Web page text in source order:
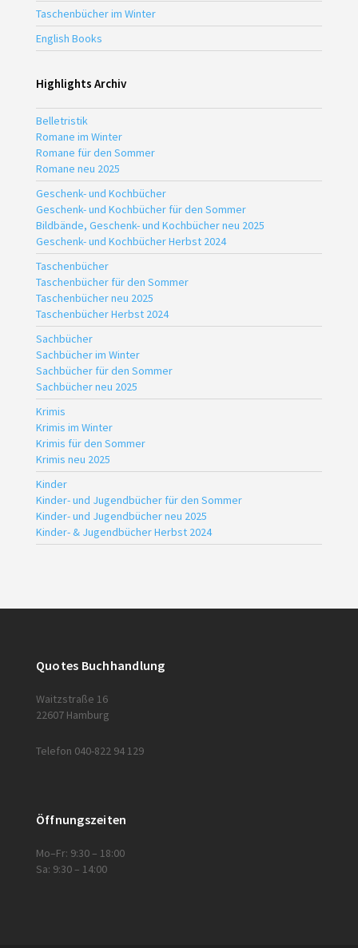
Taschenbücher im Winter
English Books
Highlights Archiv
Belletristik
Romane im Winter
Romane für den Sommer
Romane neu 2025
Geschenk- und Kochbücher
Geschenk- und Kochbücher für den Sommer
Bildbände, Geschenk- und Kochbücher neu 2025
Geschenk- und Kochbücher Herbst 2024
Taschenbücher
Taschenbücher für den Sommer
Taschenbücher neu 2025
Taschenbücher Herbst 2024
Sachbücher
Sachbücher im Winter
Sachbücher für den Sommer
Sachbücher neu 2025
Krimis
Krimis im Winter
Krimis für den Sommer
Krimis neu 2025
Kinder
Kinder- und Jugendbücher für den Sommer
Kinder- und Jugendbücher neu 2025
Kinder- & Jugendbücher Herbst 2024
Quotes Buchhandlung
Waitzstraße 16
22607 Hamburg
Telefon 040-822 94 129
Öffnungszeiten
Mo–Fr: 9:30 – 18:00
Sa: 9:30 – 14:00